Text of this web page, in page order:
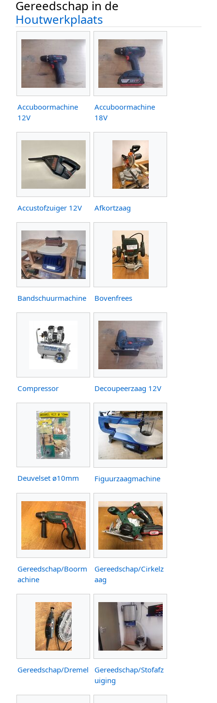
Gereedschap in de
Houtwerkplaats
Accuboormachine
12V
Accuboormachine
18V
Accustofzuiger 12V Afkortzaag
Bandschuurmachine Bovenfrees
Compressor Decoupeerzaag 12V
Deuvelset ø10mm Figuurzaagmachine
Gereedschap/Boorm
achine
Gereedschap/Cirkelz
aag
Gereedschap/Dremel
Gereedschap/Stofafz
uiging